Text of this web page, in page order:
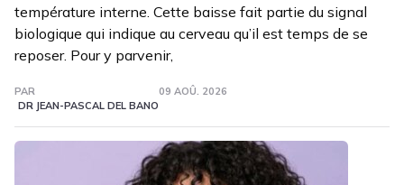
température interne. Cette baisse fait partie du signal
biologique qui indique au cerveau qu’il est temps de se
reposer. Pour y parvenir,
PAR
DR JEAN-PASCAL DEL BANO
09 AOÛ. 2026